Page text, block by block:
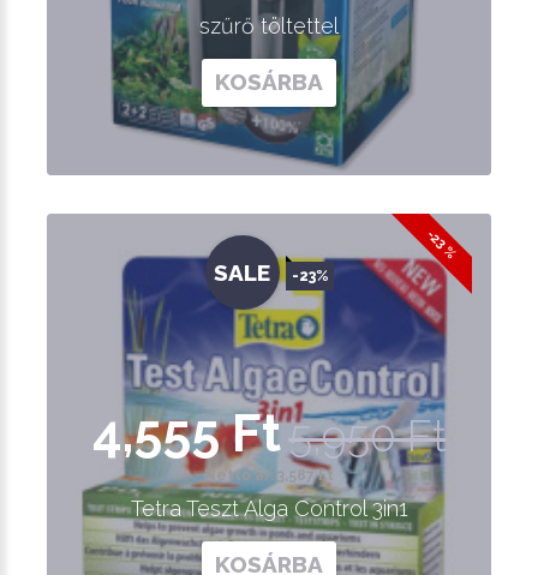
szűrő töltettel
KOSÁRBA
-23 %
SALE -23%
4,555 Ft5,950 Ft
Nettó ár: 3,587 Ft
Tetra Teszt Alga Control 3in1
KOSÁRBA